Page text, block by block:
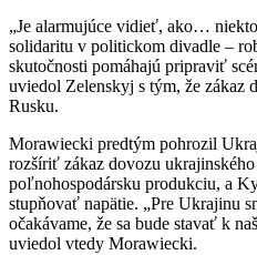
„Je alarmujúce vidieť, ako…
solidaritu v politickom divadle –
skutočnosti pomáhajú pripraviť
uviedol Zelenskyj s tým, že zákaz
Rusku.
Morawiecki predtým pohrozil
rozšíriť zákaz dovozu
poľnohospodársku produkciu, a
stupňovať napätie. „Pre Ukrajinu
očakávame, že sa bude stavať k
uviedol vtedy Morawiecki.